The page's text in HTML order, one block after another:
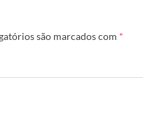
são marcados com *